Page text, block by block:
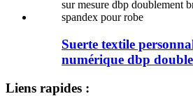
Suerte textile
numérique dbp
Liens rapides :